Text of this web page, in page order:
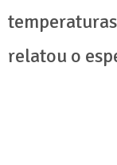
relatou o